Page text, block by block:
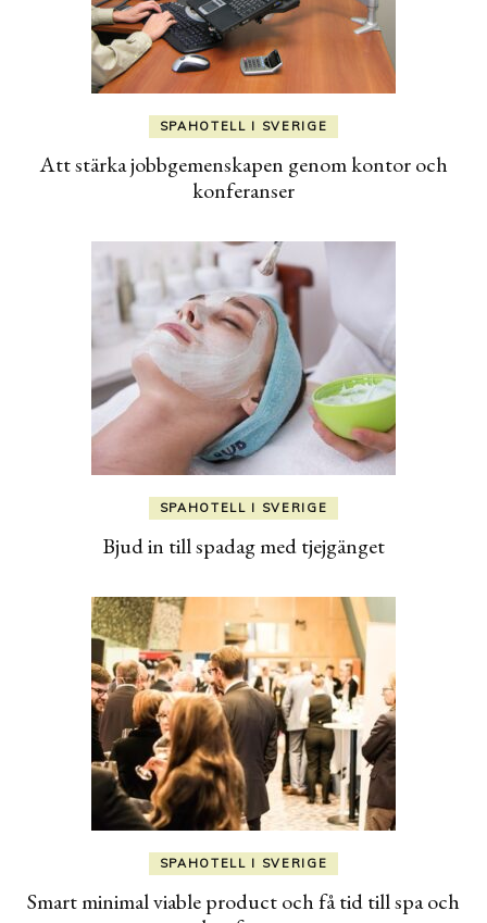
SPAHOTELL I SVERIGE
Att stärka jobbgemenskapen genom kontor och
konferanser
SPAHOTELL I SVERIGE
Bjud in till spadag med tjejgänget
SPAHOTELL I SVERIGE
Smart minimal viable product och få tid till spa och